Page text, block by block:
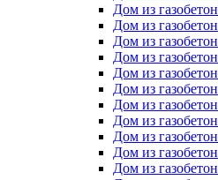
Дом из
Дом из
Дом из
Дом из
Дом из
Дом из
Дом из
Дом из
Дом из
Дом из
Дом из